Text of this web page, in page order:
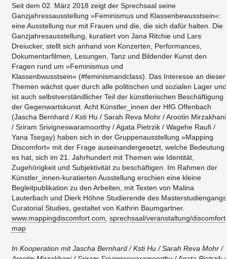
Seit dem 02. März 2018 zeigt der Sprechsaal seine
Ganzjahressausstellung »Feminismus und Klassenbewusstsein«:
eine Ausstellung nur mit Frauen und die, die sich dafür halten. Die
Ganzjahresausstellung, kuratiert von Jana Ritchie und Lars
Dreiucker, stellt sich anhand von Konzerten, Performances,
Dokumentarfilmen, Lesungen, Tanz und Bildender Kunst den
Fragen rund um »Feminismus und
Klassenbwusstsein« (#feminismandclass). Das Interesse an diesen
Themen wächst quer durch alle politischen und sozialen Lager und
ist auch selbstverständlicher Teil der künstlerischen Beschäftigung
der Gegenwartskunst. Acht Künstler_innen der HfG Offenbach
(Jascha Bernhard / Ksti Hu / Sarah Reva Mohr / Arootin Mirzakhani
/ Sriram Srivigneswaramoorthy / Agata Pietrzik / Wagehe Raufi /
Yana Tsegay) haben sich in der Gruppenausstellung »Mapping
Discomfort« mit der Frage auseinandergesetzt, welche Bedeutung
es hat, sich im 21. Jahrhundert mit Themen wie Identität,
Zugehörigkeit und Subjektivität zu beschäftigen. Im Rahmen der
Künstler_innen-kuratierten Ausstellung erschien eine kleine
Begleitpublikation zu den Arbeiten, mit Texten von Malina
Lauterbach und Dierk Höhne Studierende des Masterstudiengangs
Curatorial Studies, gestaltet von Kathrin Baumgartner.
www.mappingdiscomfort.com sprechsaal/veranstaltung/
map
In Kooperation mit Jascha Bernhard / Ksti Hu / Sarah Reva Mohr /